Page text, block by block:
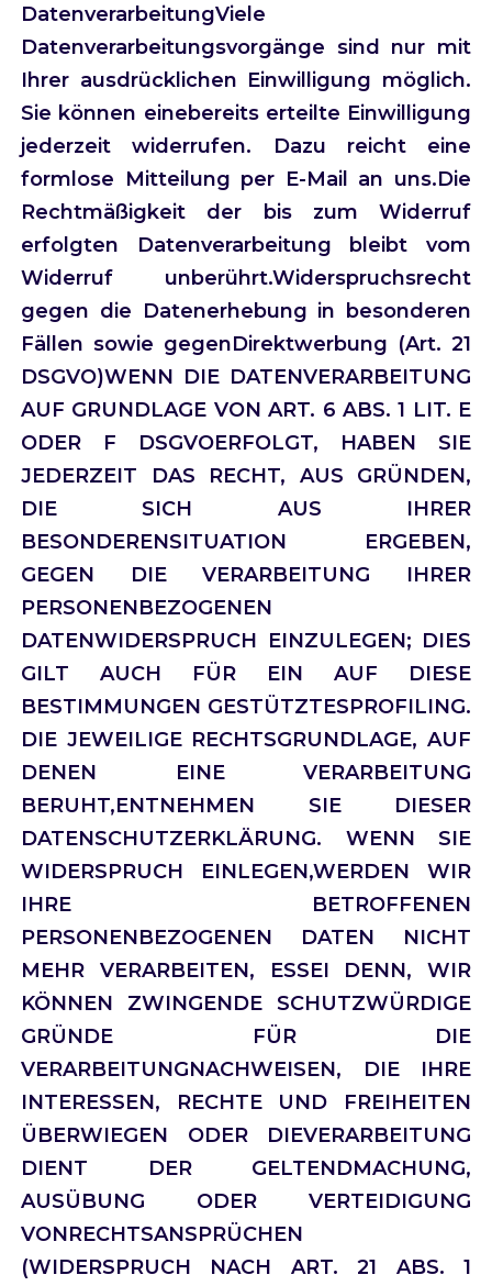
DatenverarbeitungViele
Datenverarbeitungsvorgänge sind nur mit
Ihrer ausdrücklichen Einwilligung möglich.
Sie können einebereits erteilte Einwilligung
jederzeit widerrufen. Dazu reicht eine
formlose Mitteilung per E-Mail an uns.Die
Rechtmäßigkeit der bis zum Widerruf
erfolgten Datenverarbeitung bleibt vom
Widerruf unberührt.Widerspruchsrecht
gegen die Datenerhebung in besonderen
Fällen sowie gegenDirektwerbung (Art. 21
DSGVO)WENN DIE DATENVERARBEITUNG
AUF GRUNDLAGE VON ART. 6 ABS. 1 LIT. E
ODER F DSGVOERFOLGT, HABEN SIE
JEDERZEIT DAS RECHT, AUS GRÜNDEN,
DIE SICH AUS IHRER
BESONDERENSITUATION ERGEBEN,
GEGEN DIE VERARBEITUNG IHRER
PERSONENBEZOGENEN
DATENWIDERSPRUCH EINZULEGEN; DIES
GILT AUCH FÜR EIN AUF DIESE
BESTIMMUNGEN GESTÜTZTESPROFILING.
DIE JEWEILIGE RECHTSGRUNDLAGE, AUF
DENEN EINE VERARBEITUNG
BERUHT,ENTNEHMEN SIE DIESER
DATENSCHUTZERKLÄRUNG. WENN SIE
WIDERSPRUCH EINLEGEN,WERDEN WIR
IHRE BETROFFENEN
PERSONENBEZOGENEN DATEN NICHT
MEHR VERARBEITEN, ESSEI DENN, WIR
KÖNNEN ZWINGENDE SCHUTZWÜRDIGE
GRÜNDE FÜR DIE
VERARBEITUNGNACHWEISEN, DIE IHRE
INTERESSEN, RECHTE UND FREIHEITEN
ÜBERWIEGEN ODER DIEVERARBEITUNG
DIENT DER GELTENDMACHUNG,
AUSÜBUNG ODER VERTEIDIGUNG
VONRECHTSANSPRÜCHEN
(WIDERSPRUCH NACH ART. 21 ABS. 1